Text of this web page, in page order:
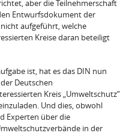
aber die Teilnehmer­schaft
Entwurfsdokument der
aufgeführt, welche
Kreise daran beteiligt
ist, hat es das DIN nun
Deutschen
Kreis „Umwelt­schutz“
Und dies, obwohl
Experten über die
in der